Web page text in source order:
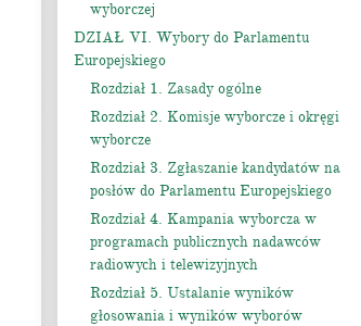
wyborczej
DZIAŁ VI. Wybory do Parlamentu
Europejskiego
Rozdział 1. Zasady ogólne
Rozdział 2. Komisje wyborcze i okręgi
wyborcze
Rozdział 3. Zgłaszanie kandydatów na
posłów do Parlamentu Europejskiego
Rozdział 4. Kampania wyborcza w
programach publicznych nadawców
radiowych i telewizyjnych
Rozdział 5. Ustalanie wyników
głosowania i wyników wyborów